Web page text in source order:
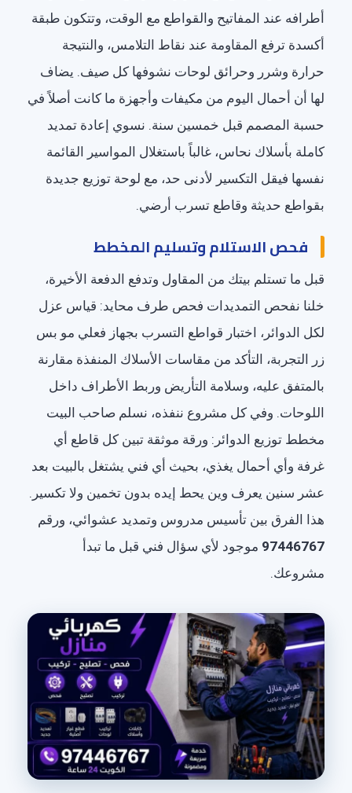
أطرافه عند المفاتيح والقواطع مع الوقت، وتتكون طبقة
أكسدة ترفع المقاومة عند نقاط التلامس، والنتيجة
حرارة وشرر وحرائق لوحات نشوفها كل صيف. يضاف
لها أن أحمال اليوم من مكيفات وأجهزة ما كانت أصلاً في
حسبة المصمم قبل خمسين سنة. نسوي إعادة تمديد
كاملة بأسلاك نحاس، غالباً باستغلال المواسير القائمة
نفسها فيقل التكسير لأدنى حد، مع لوحة توزيع جديدة
بقواطع حديثة وقاطع تسرب أرضي.
فحص الاستلام وتسليم المخطط
قبل ما تستلم بيتك من المقاول وتدفع الدفعة الأخيرة،
خلنا نفحص التمديدات فحص طرف محايد: قياس عزل
لكل الدوائر، اختبار قواطع التسرب بجهاز فعلي مو بس
زر التجربة، التأكد من مقاسات الأسلاك المنفذة مقارنة
بالمتفق عليه، وسلامة التأريض وربط الأطراف داخل
اللوحات. وفي كل مشروع ننفذه، نسلم صاحب البيت
مخطط توزيع الدوائر: ورقة موثقة تبين كل قاطع أي
غرفة وأي أحمال يغذي، بحيث أي فني يشتغل بالبيت بعد
عشر سنين يعرف وين يحط إيده بدون تخمين ولا تكسير.
هذا الفرق بين تأسيس مدروس وتمديد عشوائي، ورقم
97446767 موجود لأي سؤال فني قبل ما تبدأ
مشروعك.